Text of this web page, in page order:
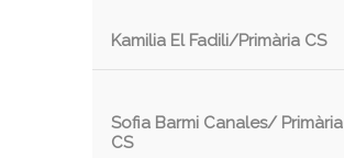
Kamilia El Fadili/Primària CS
Sofia Barmi Canales/ Primària
CS